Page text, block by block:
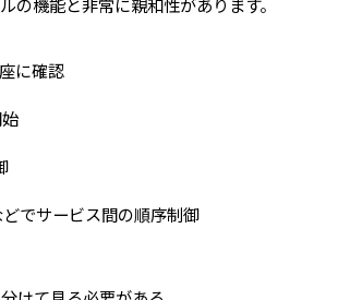
に確認
どでサービス間の順序制御